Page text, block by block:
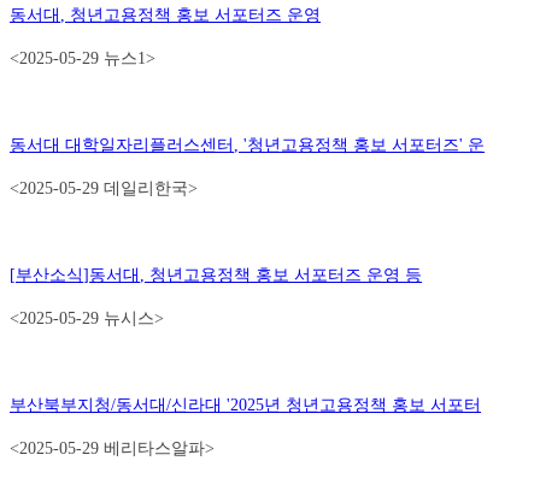
동서대 , 청년고용정책 홍보 서포터즈 운영
<2025-05-29 뉴스1>
동서대 대학일자리플러스센터 , '청년고용정책 홍보 서포터즈' 운
<2025-05-29 데일리한국>
[부산소식] 동서대 , 청년고용정책 홍보 서포터즈 운영 등
<2025-05-29 뉴시스>
부산북부지청/동서대 /신라대 '2025년 청년고용정책 홍보 서포터
<2025-05-29 베리타스알파>